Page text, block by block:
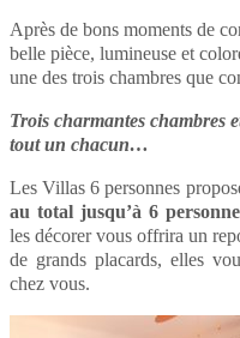
Après de bons moments de
belle pièce, lumineuse et
une des trois chambres que
Trois charmantes chambres
tout un chacun…
Les Villas 6 personnes
au total jusqu’à 6
les décorer vous offrira un
de grands placards, elles
chez vous.